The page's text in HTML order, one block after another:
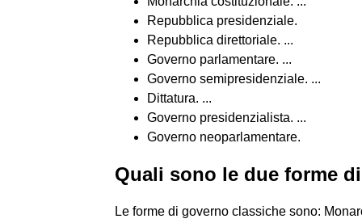
Repubblica presidenziale.
Repubblica direttoriale. ...
Governo parlamentare. ...
Governo semipresidenziale. ...
Dittatura. ...
Governo presidenzialista. ...
Governo neoparlamentare.
Quali sono le due forme
Le forme di governo classiche sono: